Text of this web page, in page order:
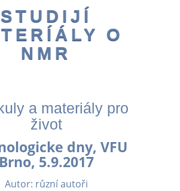
STUDIJÍ
O
NMR
a materiály pro
život
dny, VFU
Brno, 5.9.2017
Autor: různí autoři